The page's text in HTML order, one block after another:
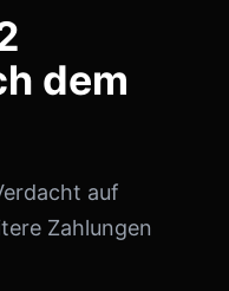
dem
auf
Zahlungen